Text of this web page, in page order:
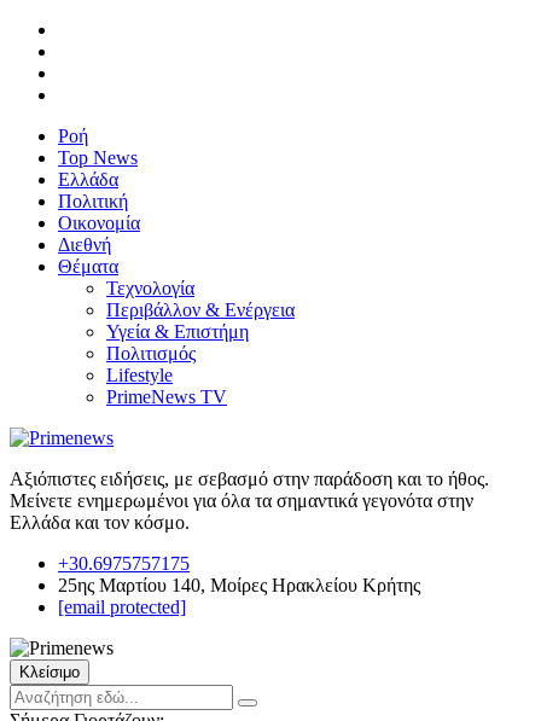
Ροή
Top News
Ελλάδα
Πολιτική
Οικονομία
Διεθνή
Θέματα
Τεχνολογία
Περιβάλλον & Ενέργεια
Υγεία & Επιστήμη
Πολιτισμός
Lifestyle
PrimeNews TV
Αξιόπιστες ειδήσεις, με σεβασμό στην παράδοση και το ήθος.
Μείνετε ενημερωμένοι για όλα τα σημαντικά γεγονότα στην
Ελλάδα και τον κόσμο.
+30.6975757175
25ης Μαρτίου 140, Μοίρες Ηρακλείου Κρήτης
[email protected]
Κλείσιμο